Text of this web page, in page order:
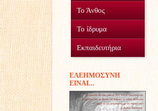
Το Άνθος
Ο Σύλλογος
Εθελοντισμός
Το ίδρυμα
Οικοτροφείο
Διακονίες
Εκπαιδευτήρια
Δημοτικό Δουραχάνης
Παιδικές αναμνήσεις
EΛΕΗΜΟΣΥΝΗ
ΕIΝΑΙ...